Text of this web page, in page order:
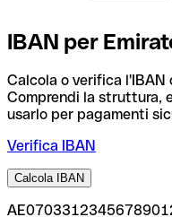
IBAN per
Calcola o verifica l'IBAN
Comprendi la struttura,
usarlo per pagamenti
Verifica IBAN
Calcola IBAN